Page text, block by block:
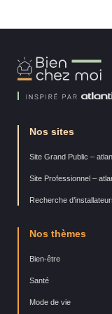
Bien
Nos sites
Site Grand Public –
Site Professionnel –
Recherche
Nos thèmes
Bien-être
Santé
Mode de vie